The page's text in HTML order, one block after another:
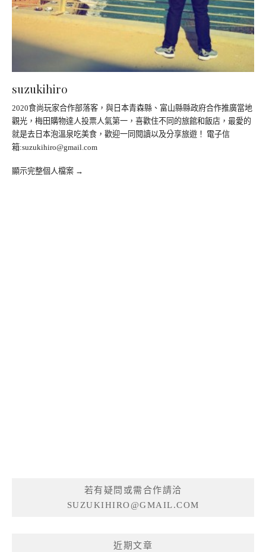
suzukihiro
2020食尚玩家合作部落客，與日本青森縣、富山縣縣政府合作推廣當地
觀光，梅田購物達人投票人氣第一，喜歡住不同的旅館和飯店，最愛的
就是去日本泡溫泉吃美食，歡迎一同閱讀以及分享旅遊！ 電子信
箱:suzukihiro@gmail.com
顯示完整個人檔案 →
若有疑問或需合作請洽
SUZUKIHIRO@GMAIL.COM
近期文章